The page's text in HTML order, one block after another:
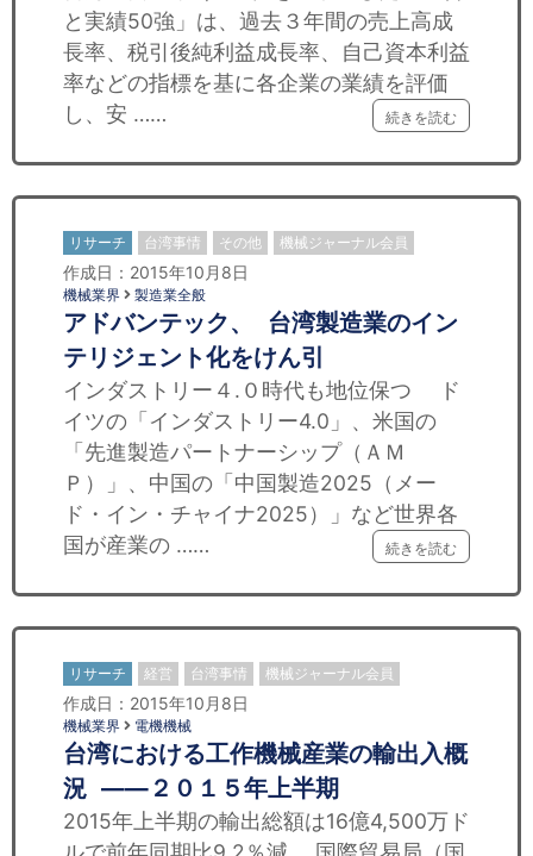
と実績50強」は、過去３年間の売上高成
長率、税引後純利益成長率、自己資本利益
率などの指標を基に各企業の業績を評価
し、安 ……
続きを読む
リサーチ 台湾事情 その他 機械ジャーナル会員
作成日：2015年10月8日
機械業界 製造業全般
アドバンテック、 台湾製造業のイン
テリジェント化をけん引
インダストリー４.０時代も地位保つ ド
イツの「インダストリー4.0」、米国の
「先進製造パートナーシップ（ＡＭ
Ｐ）」、中国の「中国製造2025（メー
ド・イン・チャイナ2025）」など世界各
国が産業の ……
続きを読む
リサーチ 経営 台湾事情 機械ジャーナル会員
作成日：2015年10月8日
機械業界 電機機械
台湾における工作機械産業の輸出入概
況 ——２０１５年上半期
2015年上半期の輸出総額は16億4,500万ド